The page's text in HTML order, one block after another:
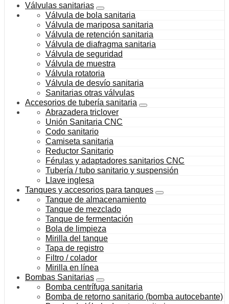
Válvulas sanitarias
Válvula de bola sanitaria
Válvula de mariposa sanitaria
Válvula de retención sanitaria
Válvula de diafragma sanitaria
Válvula de seguridad
Válvula de muestra
Válvula rotatoria
Válvula de desvío sanitaria
Sanitarias otras válvulas
Accesorios de tubería sanitaria
Abrazadera triclover
Unión Sanitaria CNC
Codo sanitario
Camiseta sanitaria
Reductor Sanitario
Férulas y adaptadores sanitarios CNC
Tubería / tubo sanitario y suspensión
Llave inglesa
Tanques y accesorios para tanques
Tanque de almacenamiento
Tanque de mezclado
Tanque de fermentación
Bola de limpieza
Mirilla del tanque
Tapa de registro
Filtro / colador
Mirilla en línea
Bombas Sanitarias
Bomba centrífuga sanitaria
Bomba de retorno sanitario (bomba autocebante)